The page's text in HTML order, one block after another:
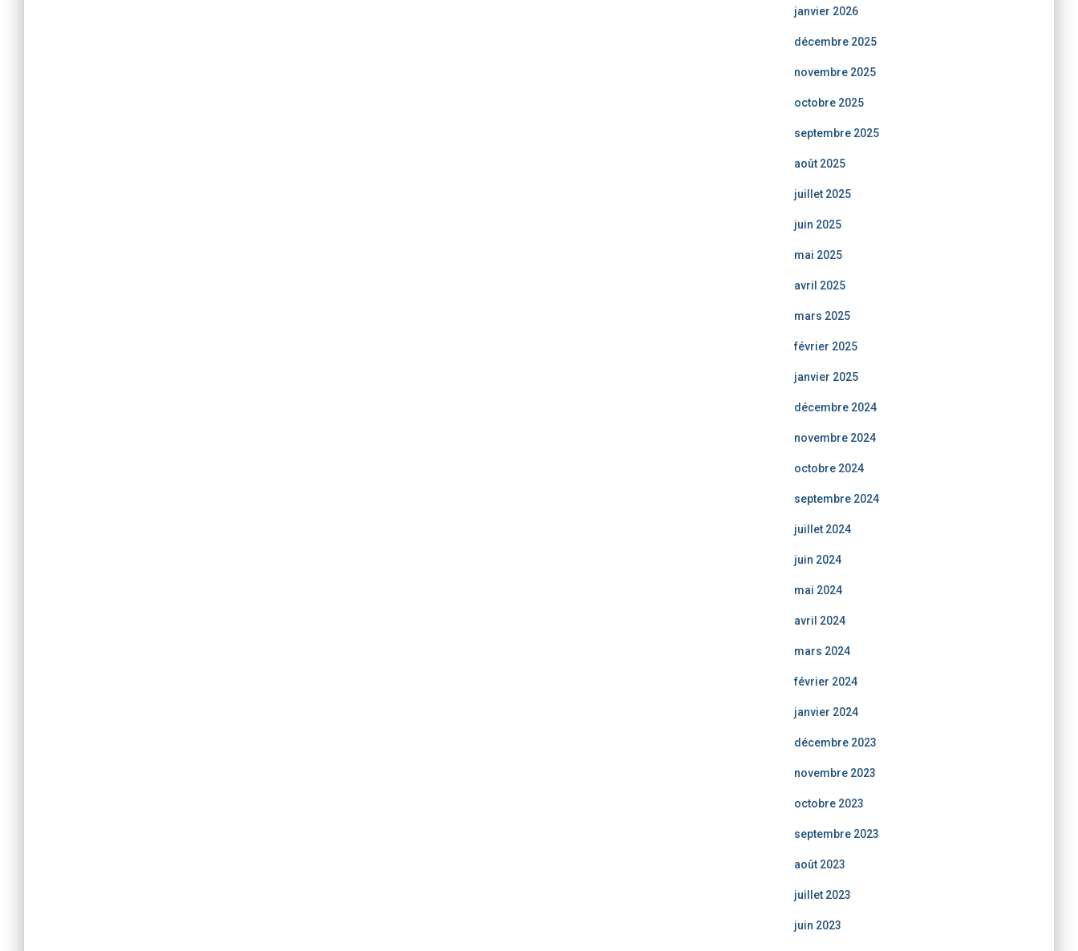
janvier 2026
décembre 2025
novembre 2025
octobre 2025
septembre 2025
août 2025
juillet 2025
juin 2025
mai 2025
avril 2025
mars 2025
février 2025
janvier 2025
décembre 2024
novembre 2024
octobre 2024
septembre 2024
juillet 2024
juin 2024
mai 2024
avril 2024
mars 2024
février 2024
janvier 2024
décembre 2023
novembre 2023
octobre 2023
septembre 2023
août 2023
juillet 2023
juin 2023